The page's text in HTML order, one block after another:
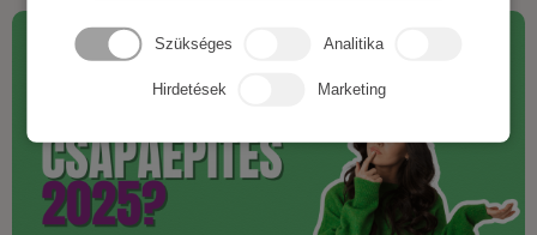
Szükséges Analitika
Hirdetések Marketing